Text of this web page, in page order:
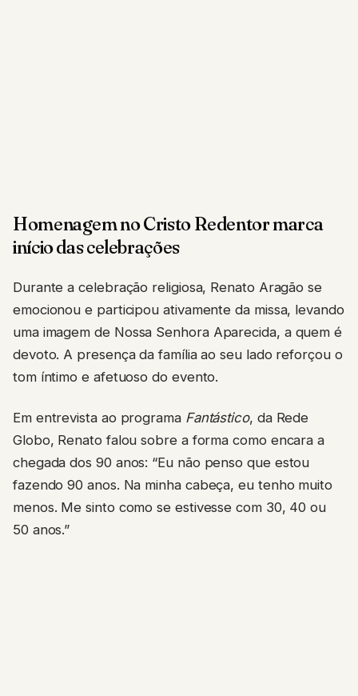
Homenagem no Cristo Redentor marca
início das celebrações
Durante a celebração religiosa, Renato Aragão se
emocionou e participou ativamente da missa, levando
uma imagem de Nossa Senhora Aparecida, a quem é
devoto. A presença da família ao seu lado reforçou o
tom íntimo e afetuoso do evento.
Em entrevista ao programa Fantástico, da Rede
Globo, Renato falou sobre a forma como encara a
chegada dos 90 anos: “Eu não penso que estou
fazendo 90 anos. Na minha cabeça, eu tenho muito
menos. Me sinto como se estivesse com 30, 40 ou
50 anos.”